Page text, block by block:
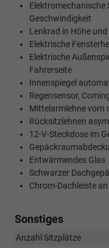
Elektromechanische
Geschwindigkeit
Lenkrad in Höhe
Elektrische
Elektrische
Fahrerseite
Innenspiegel
Regensensor,
Mittelarmlehne vorn
Rücksitzlehnen
12-V-Steckdose im
Entwärmendes Glas
Schwarzer
Chrom-Dachleiste
Sonstiges
Anzahl Sitzplätze